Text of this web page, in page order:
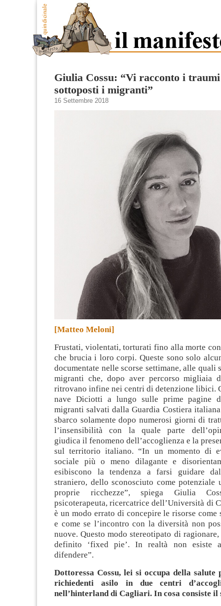
Giulia Cossu: “Vi racconto i
sottoposti i migranti”
16 Settembre 2018
[Matteo Meloni]
Frustati, violentati, torturati fino alla morte
che brucia i loro corpi. Queste sono solo
documentate nelle scorse settimane, alle quali
migranti che, dopo aver percorso migliaia
ritrovano infine nei centri di detenzione libici.
nave Diciotti a lungo sulle prime pagine
migranti salvati dalla Guardia Costiera
sbarco solamente dopo numerosi giorni di
l’insensibilità con la quale parte
giudica il fenomeno dell’accoglienza e la
sul territorio italiano. “In un momento di
sociale più o meno dilagante e
esibiscono la tendenza a farsi guidare
straniero, dello sconosciuto come potenziale
proprie ricchezze”, spiega Giulia
psicoterapeuta, ricercatrice dell’Università di
è un modo errato di concepire le risorse come
e come se l’incontro con la diversità non
nuove. Questo modo stereotipato di ragionare,
definito ‘fixed pie’. In realtà non esiste
difendere”.
Dottoressa Cossu, lei si occupa della salute
richiedenti asilo in due centri
nell’hinterland di Cagliari. In cosa consiste il